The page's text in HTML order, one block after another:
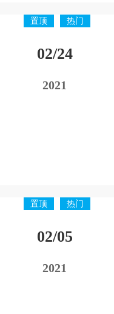
02/24
2021
置顶 热门
02/05
2021
置顶 热门